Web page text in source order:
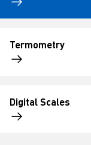
Termometry
Digital Scales